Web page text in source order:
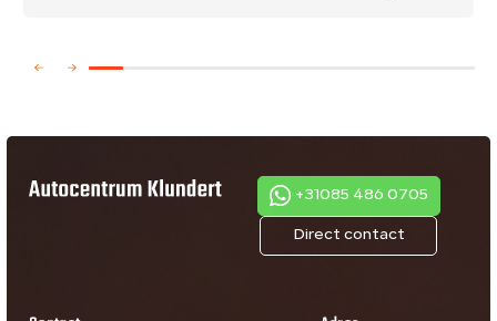
Direct contact
+31085 486 0705